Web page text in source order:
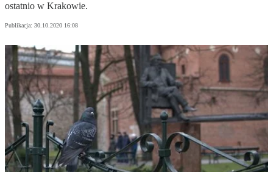
ostatnio w Krakowie.
Publikacja: 30.10.2020 16:08